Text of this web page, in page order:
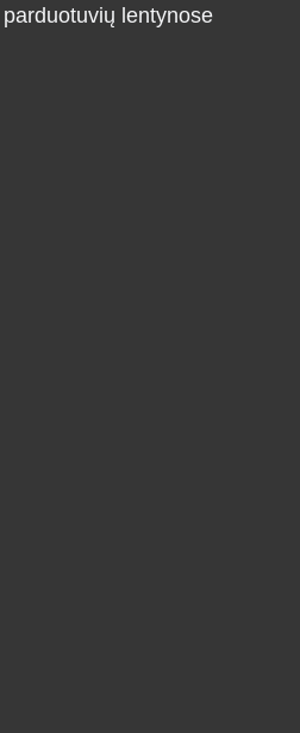
lentynose